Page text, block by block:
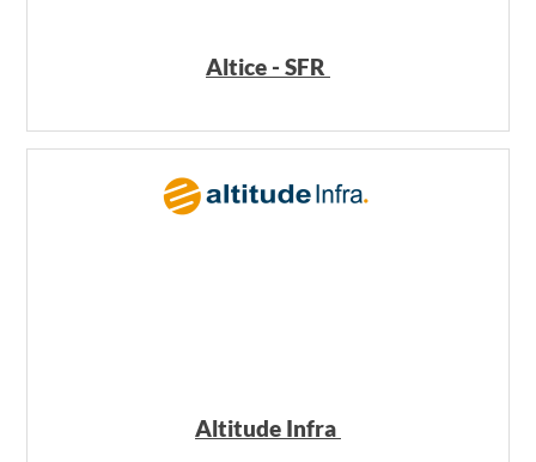
Altice - SFR
Altitude Infra